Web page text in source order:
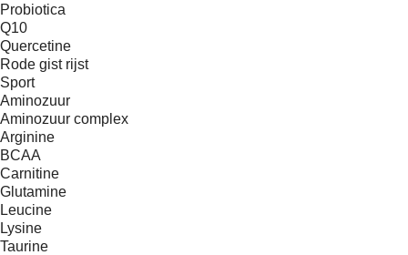
Probiotica
Q10
Quercetine
Rode gist rijst
Sport
Aminozuur
Aminozuur complex
Arginine
BCAA
Carnitine
Glutamine
Leucine
Lysine
Taurine